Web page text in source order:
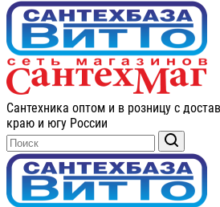
Сантехника оптом и в розницу с
краю и югу России